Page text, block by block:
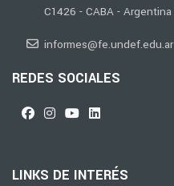
C1426 - CABA - Argentina
informes@fe.undef.edu.ar
REDES SOCIALES
LINKS DE INTERÉS